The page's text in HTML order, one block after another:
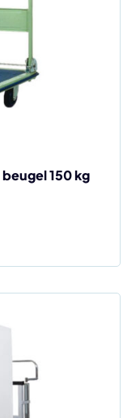
150 kg